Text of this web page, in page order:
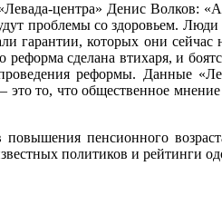
центра» Денис Волков:
проблемы со здоровьем.
гарантии, которых они
сделана втихаря, и
реформы. Данные
то, что общественное
пенсионного
политиков и рейтинги